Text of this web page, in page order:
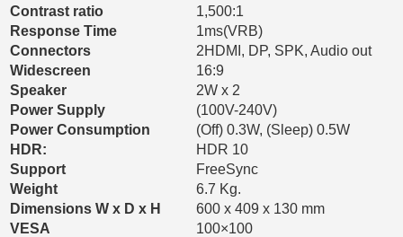
Contrast ratio
1,500:1
Response Time
1ms(VRB)
Connectors
2HDMI, DP, SPK, Audio out
Widescreen
16:9
Speaker
2W x 2
Power Supply
(100V-240V)
Power Consumption
(Off) 0.3W, (Sleep) 0.5W
HDR:
HDR 10
Support
FreeSync
Weight
6.7 Kg.
Dimensions W x D x H
600 x 409 x 130 mm
VESA
100×100